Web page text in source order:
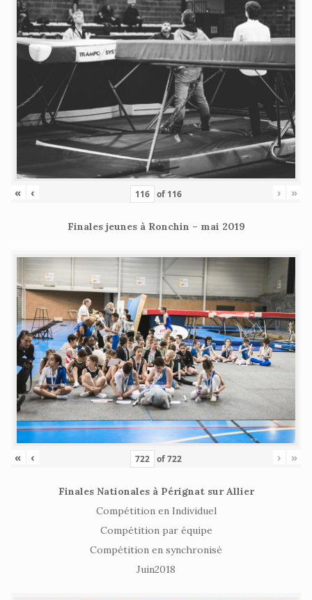
« ‹ of 116 › »
Finales jeunes à Ronchin – mai 2019
« ‹ of722 › »
Finales Nationales à Pérignat sur Allier
Compétition en Individuel
Compétition par équipe
Compétition en synchronisé
Juin2018